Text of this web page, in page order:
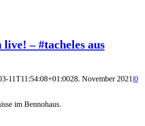
– #tacheles aus
11T11:54:08+01:0028. November 2021 |0
im Bennohaus.